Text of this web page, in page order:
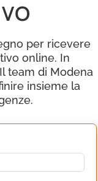
per ricevere
online. In
team di Modena
insieme la